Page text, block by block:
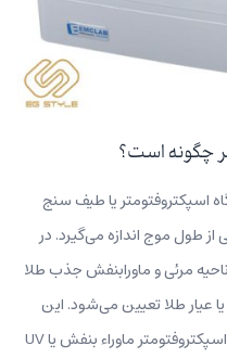
چگونه است؟
اسپکتروفتومتر یا طیف سنج
طول موج اندازه می‌گیرد. در
مرئی و ماورابنفش جذب طلا
عیار طلا تعیین می‌شود. این
دستگاه‌ها با استفاده از لامپ تنگستن و اسپکتروفتومتر ماوراء بنفش یا UV